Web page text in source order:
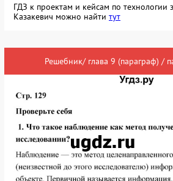
ГДЗ к проектам и кейсам по технологии
Казакевич можно найти тут
Решебник/ глава 9 (параграф) /